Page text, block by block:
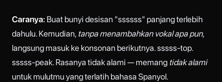
Caranya: Buat bunyi desisan "ssssss" panjang terlebih
dahulu. Kemudian, tanpa menambahkan vokal apa pun,
langsung masuk ke konsonan berikutnya. sssss-top.
sssss-peak. Rasanya tidak alami — memang tidak alami
untuk mulutmu yang terlatih bahasa Spanyol.